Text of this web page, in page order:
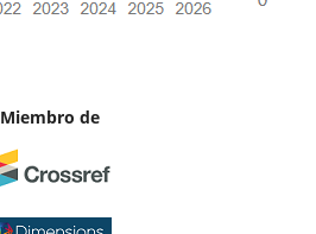
Miembro de